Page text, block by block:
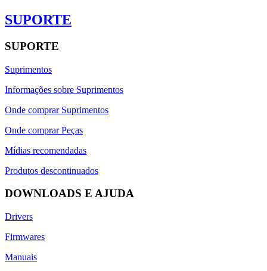
SUPORTE
SUPORTE
Suprimentos
Informações sobre Suprimentos
Onde comprar Suprimentos
Onde comprar Peças
Mídias recomendadas
Produtos descontinuados
DOWNLOADS E AJUDA
Drivers
Firmwares
Manuais